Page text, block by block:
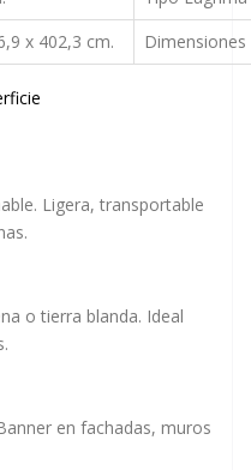
x 402,3 cm.
Dimensiones
Ligera, transportable
o tierra blanda. Ideal
en fachadas, muros